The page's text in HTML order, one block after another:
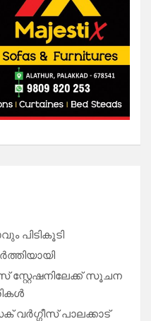
പിടികൂടി
സ്റ്റേഷനിലേക്ക് സൂചന
പാലക്കാട്